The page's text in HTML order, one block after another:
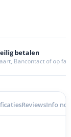
betalen
Bancontact of op
ReviewsInfo